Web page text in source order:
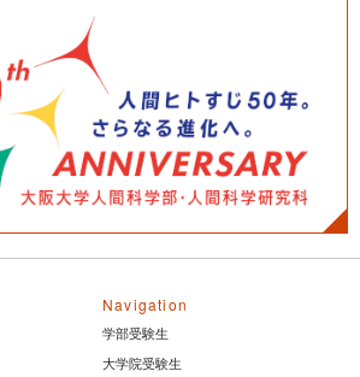
Navigation
学部受験生
大学院受験生